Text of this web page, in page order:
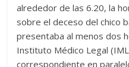
alrededor de las 6.20, la
sobre el deceso del chico
presentaba al menos dos
Instituto Médico Legal
correspondiente en